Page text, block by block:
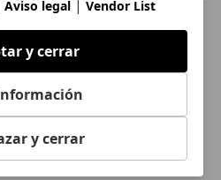
Aviso legal | Vendor List
y cerrar
y cerrar